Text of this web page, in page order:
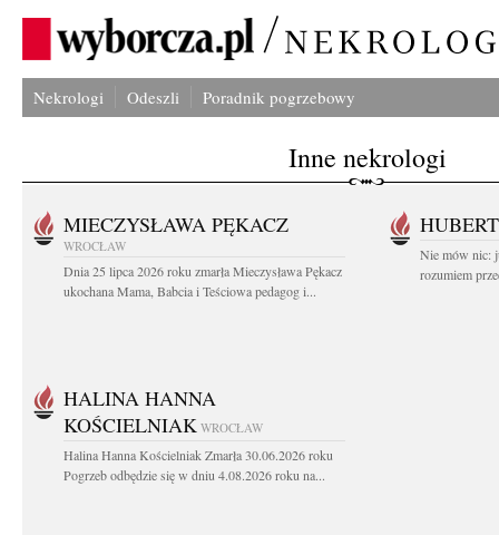
Nekrologi Odeszli Poradnik pogrzebowy
Inne nekrologi
MIECZYSŁAWA PĘKACZ
WROCŁAW
Dnia 25 lipca 2026 roku zmarła Mieczysława Pękacz
ukochana Mama, Babcia i Teściowa pedagog i...
Nie mów nic:
rozumiem
HALINA HANNA
KOŚCIELNIAK WROCŁAW
Halina Hanna Kościelniak Zmarła 30.06.2026 roku
Pogrzeb odbędzie się w dniu 4.08.2026 roku na...